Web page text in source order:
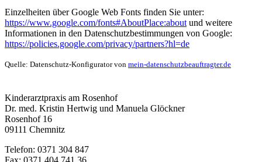
Einzelheiten über Google Web Fonts finden Sie unter:
https://www.google.com/fonts#AboutPlace:about und weitere
Informationen in den Datenschutzbestimmungen von Google:
https://policies.google.com/privacy/partners?hl=de
Quelle: Datenschutz-Konfigurator von mein-datenschutzbeauftragter.de
Kinderarztpraxis am Rosenhof
Dr. med. Kristin Hertwig und Manuela Glöckner
Rosenhof 16
09111 Chemnitz
Telefon: 0371 304 847
Fax: 0371 404 741 36